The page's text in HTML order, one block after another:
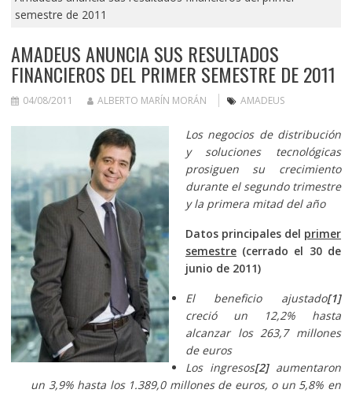
semestre de 2011
AMADEUS ANUNCIA SUS RESULTADOS
FINANCIEROS DEL PRIMER SEMESTRE DE 2011
04/08/2011 ALBERTO MARÍN MORÁN AMADEUS
Los negocios de distribución
y soluciones tecnológicas
prosiguen su crecimiento
durante el segundo trimestre
y la primera mitad del año
Datos principales del primer
semestre(cerrado el 30 de
junio de 2011)
El beneficio ajustado[1]
creció un 12,2% hasta
alcanzar los 263,7 millones
de euros
Los ingresos[2]aumentaron
un 3,9% hasta los 1.389,0 millones de euros, o un 5,8% en